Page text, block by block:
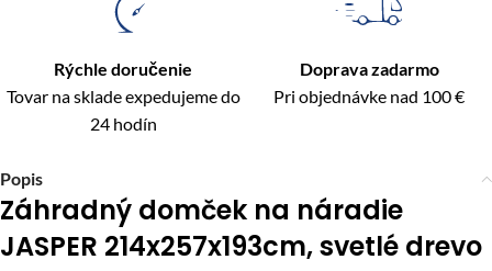
Rýchle doručenie
Tovar na sklade expedujeme do
24 hodín
Doprava zadarmo
Pri objednávke nad 100 €
Popis
Záhradný domček na náradie
JASPER 214x257x193cm, svetlé drevo